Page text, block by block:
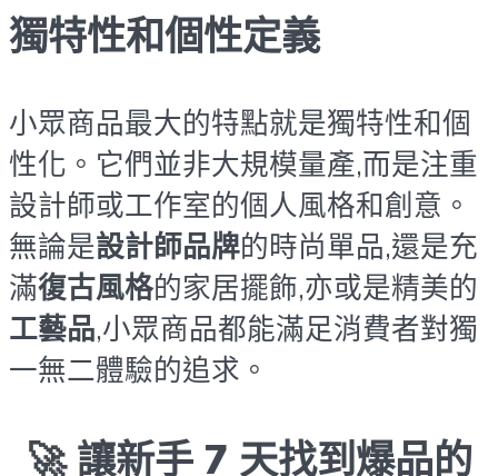
獨特性和個性定義
小眾商品最大的特點就是獨特性和個
性化。它們並非大規模量產,而是注重
設計師或工作室的個人風格和創意。
無論是設計師品牌的時尚單品,還是充
滿復古風格的家居擺飾,亦或是精美的
工藝品,小眾商品都能滿足消費者對獨
一無二體驗的追求。
🚀 讓新手 7 天找到爆品的